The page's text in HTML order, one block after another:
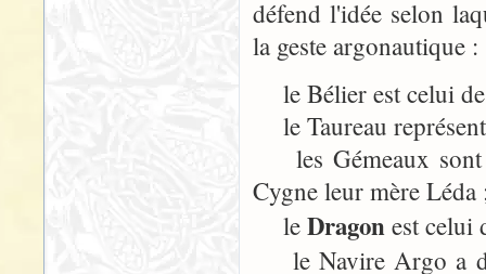
défend l'idée selon
la geste argonautique :
le Bélier est celui
le Taureau
les Gémeaux sont
Cygne leur mère Léda
le Dragon est celui
le Navire Argo a